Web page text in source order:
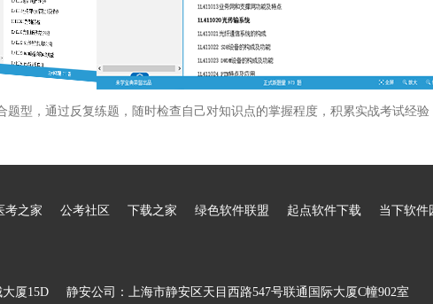
型，通过反复练题，随时检查自己对知识点的掌握程度，积累实战考试经验
考之家 公考社区 下载之家 绿色软件联盟 起点软件下载 当下软件
厦15D 静安公司：上海市静安区天目西路547号联通国际大厦C幢902室